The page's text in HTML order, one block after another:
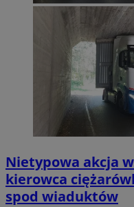
Nietypowa akcja
kierowca
spod wiaduktów